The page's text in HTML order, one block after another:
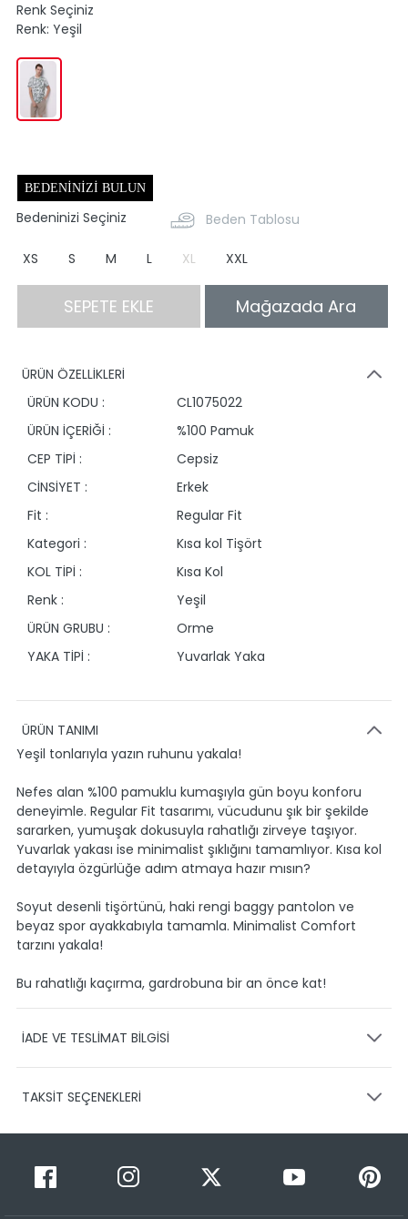
Renk Seçiniz
Renk: Yeşil
BEDENINIZI BULUN
Bedeninizi Seçiniz Beden Tablosu
XS S M L XL XXL
SEPETE EKLE Mağazada Ara
ÜRÜN ÖZELLİKLERİ
ÜRÜN KODU :
CL1075022
ÜRÜN İÇERİĞİ :
%100 Pamuk
CEP TİPİ :
Cepsiz
CİNSİYET :
Erkek
Fit :
Regular Fit
Kategori :
Kısa kol Tişört
KOL TİPİ :
Kısa Kol
Renk :
Yeşil
ÜRÜN GRUBU :
Orme
YAKA TİPİ :
Yuvarlak Yaka
ÜRÜN TANIMI
Yeşil tonlarıyla yazın ruhunu yakala!
Nefes alan %100 pamuklu kumaşıyla gün boyu konforu
deneyimle. Regular Fit tasarımı, vücudunu şık bir şekilde
sararken, yumuşak dokusuyla rahatlığı zirveye taşıyor.
Yuvarlak yakası ise minimalist şıklığını tamamlıyor. Kısa kol
detayıyla özgürlüğe adım atmaya hazır mısın?
Soyut desenli tişörtünü, haki rengi baggy pantolon ve
beyaz spor ayakkabıyla tamamla. Minimalist Comfort
tarzını yakala!
Bu rahatlığı kaçırma, gardrobuna bir an önce kat!
İADE VE TESLİMAT BİLGİSİ
Ürünlerinizin gönderimini anlaşmalı olduğumuz PTT,
1-3 iş günü içerisinde kargoya teslim edilir.
Siparişimin kargo takibini nasıl yapabilirim?
TAKSİT SEÇENEKLERİ
Taksit Sayısı Taksit Miktarı
Taksitli Tutar
Toplam
349,99 TL